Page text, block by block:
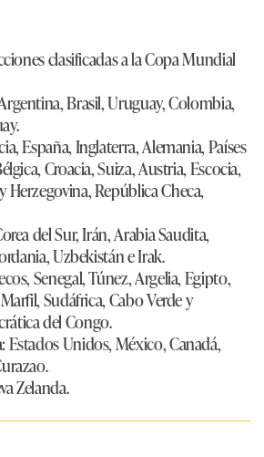
clasificadas a la Copa Mundial
Brasil, Uruguay, Colombia,
España, Inglaterra, Alemania, Países
Croacia, Suiza, Austria, Escocia,
Herzegovina, República Checa,
del Sur, Irán, Arabia Saudita,
Uzbekistán e Irak.
Senegal, Túnez, Argelia, Egipto,
Sudáfrica, Cabo Verde y
del Congo.
: Estados Unidos, México, Canadá,
Zelanda.